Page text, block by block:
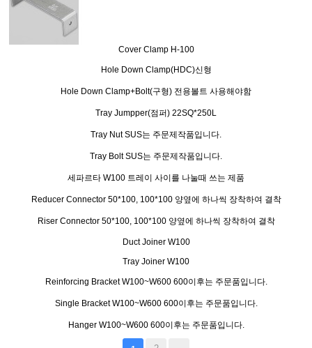
Cover Clamp H-100
Hole Down Clamp(HDC)신형
Hole Down Clamp+Bolt(구형) 전용볼트 사용해야함
Tray Jumpper(점퍼) 22SQ*250L
Tray NutSUS는 주문제작품입니다.
Tray BoltSUS는 주문제작품입니다.
세파르타 W100 트레이 사이를 나눌때 쓰는 제품
Reducer Connector 50*100, 100*100 양옆에 하나씩 장착하여 결착
Riser Connector 50*100, 100*100 양옆에 하나씩 장착하여 결착
Duct Joiner W100
Tray Joiner W100
Reinforcing BracketW100~W600 600이후는 주문품입니다.
Single BracketW100~W600 600이후는 주문품입니다.
Hanger W100~W600 600이후는 주문품입니다.